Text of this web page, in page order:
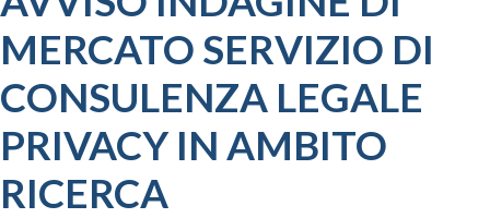
MERCATO SERVIZIO DI
CONSULENZA LEGALE
PRIVACY IN AMBITO
RICERCA